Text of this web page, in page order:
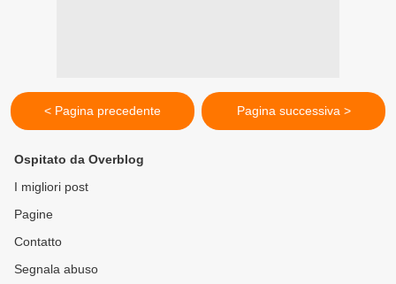
< Pagina precedente Pagina successiva >
Ospitato da Overblog
I migliori post
Pagine
Contatto
Segnala abuso